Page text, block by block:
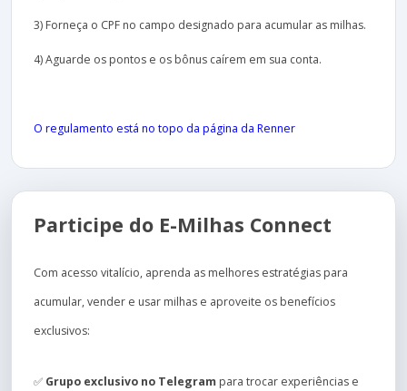
3) Forneça o CPF no campo designado para acumular as milhas.
4) Aguarde os pontos e os bônus caírem em sua conta.
O regulamento está no topo da página da Renner
Participe do E-Milhas Connect
Com acesso vitalício, aprenda as melhores estratégias para
acumular, vender e usar milhas e aproveite os benefícios
exclusivos:
✅ Grupo exclusivo no Telegram para trocar experiências e